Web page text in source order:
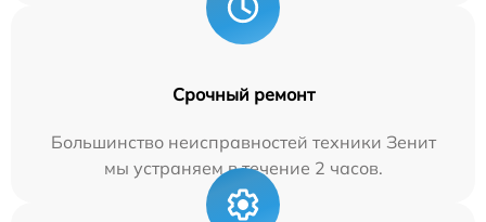
Срочный ремонт
Большинство неисправностей техники Зенит
мы устраняем в течение 2 часов.